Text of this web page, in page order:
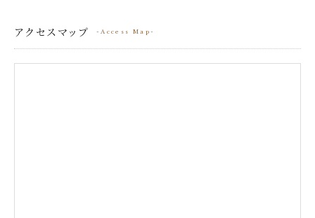
アクセスマップ Access Map